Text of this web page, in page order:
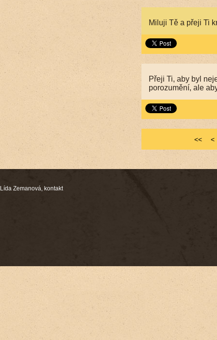
Miluji Tě a přeji Ti
Přeji Ti, aby byl
porozumění, ale
<< <
Lída Zemanová, kontakt